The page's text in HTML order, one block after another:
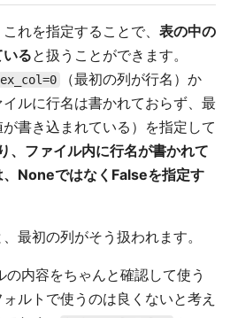
れを指定することで、 表の中の
ると扱うことができます。
（最初の列が行名）か
イルに行名は書かれておらず、最
書き込まれている）を指定して
、ファイル内に行名が書かれて
NoneではなくFalseを指定す
最初の列がそう扱われます。
内容をちゃんと確認して使う
ルトで使うのは良くないと考え